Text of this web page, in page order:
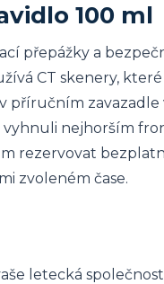
100 ml
přepážky a
CT skenery,
příručním
nejhorším
rezervovat
zvoleném čase.
letecká